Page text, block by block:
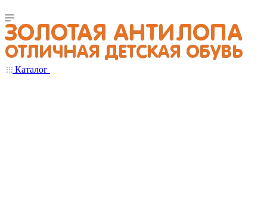
Каталог